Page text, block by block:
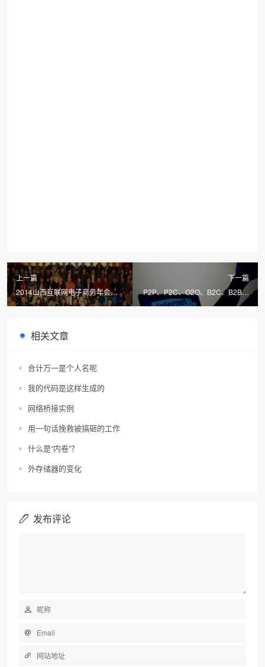
上一篇
2014山西互联网电子商务年会在
太原成功召开
下一篇
P2P、P2C、O2O、B2C、B2B、
C2C网络词语
相关文章
合计万一是个人名呢
我的代码是这样生成的
网络桥接实例
用一句话挽救被搞砸的工作
什么是“内卷”？
外存储器的变化
发布评论